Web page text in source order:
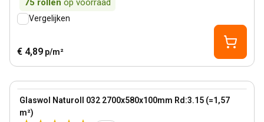
75 rollen op voorraad
Vergelijken
€ 4,89 p/m²
Glaswol Naturoll 032 2700x580x100mm Rd:3.15 (=1,57
m²)
View product